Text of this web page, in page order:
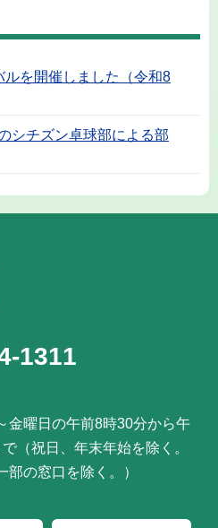
ルを開催しました（令和8
シチズン卓球部による部
1311
金曜日の午前8時30分から午
（祝日、年末年始を除く。
部の窓口を除く。）